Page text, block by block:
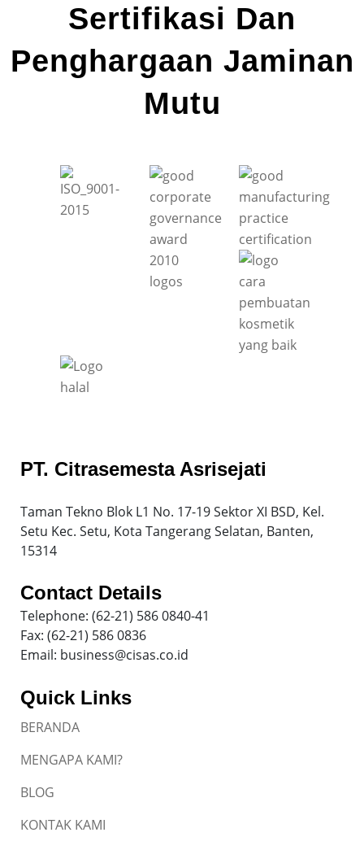
Sertifikasi Dan
Penghargaan Jaminan
Mutu
PT. Citrasemesta Asrisejati
Taman Tekno Blok L1 No. 17-19 Sektor XI BSD, Kel.
Setu Kec. Setu, Kota Tangerang Selatan, Banten,
15314
Contact Details
Telephone: (62-21) 586 0840-41
Fax: (62-21) 586 0836
Email: business@cisas.co.id
Quick Links
BERANDA
MENGAPA KAMI?
BLOG
KONTAK KAMI